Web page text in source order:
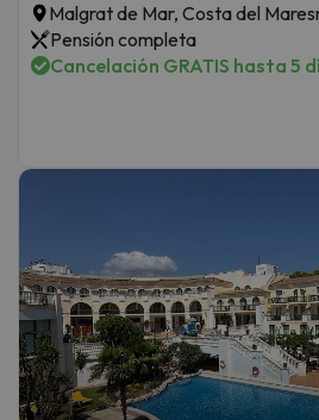
Malgrat de Mar, Costa del
Pensión completa
Cancelación GRATIS hasta 5